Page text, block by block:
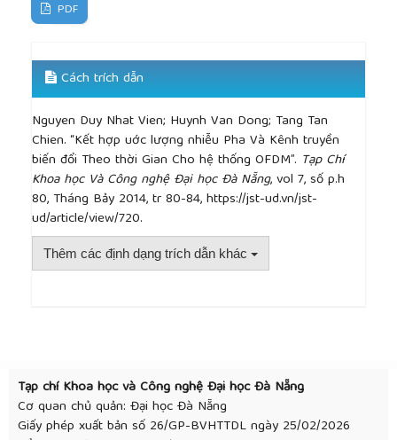
Communication, vol. 46, pp. 580-583, 1998.
[13]
Transactions Inform. Theory, vol. 34, pp. 1437-1448,
1998.
Signal Processing: Estimation Theory”, Prentice Hall
PTR Upper Saddle River, NJ 07458.
[15]R. E. Kalman, “A new approach to linear
filtering and prediction problems”, ASME Journal of
Basic Engineering, pp.35-45, 1960.
[16]3GPP, “UTRA-UTRAN Long Term Evolution (LTE)
and 3GPP System architecture Evolution (SAE)“,
May2008.http://www.3gpp.org/Highlights/LTE/
PDF
Cách trích dẫn
Nguyen Duy Nhat Vien; Huynh Van Dong; Tang Tan
Chien. “Kết hợp uớc lượng nhiễu Pha Và Kênh truyền
biến đổi Theo thời Gian Cho hệ thống OFDM”. Tạp Chí
Khoa học Và Công nghệ Đại học Đà Nẵng, vol 7, số p.h
80, Tháng Bảy 2014, tr 80-84, https://jst-ud.vn/jst-
ud/article/view/720.
Thêm các định dạng trích dẫn khác
Tạp chí Khoa học và Công nghệ Đại học Đà Nẵng
Cơ quan chủ quản: Đại học Đà Nẵng
Giấy phép xuất bản số 26/GP-BVHTTDL ngày 25/02/2026